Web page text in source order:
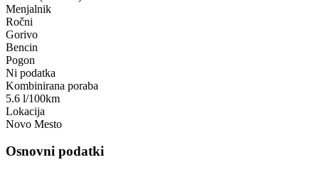
Menjalnik
Ročni
Gorivo
Bencin
Pogon
Ni podatka
Kombinirana poraba
5.6 l/100km
Lokacija
Novo Mesto
Osnovni podatki